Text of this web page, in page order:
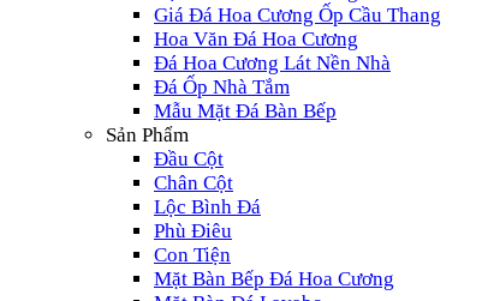
Giá Đá Hoa Cương Ốp Cầu Thang
Hoa Văn Đá Hoa Cương
Đá Hoa Cương Lát Nền Nhà
Đá Ốp Nhà Tắm
Mẫu Mặt Đá Bàn Bếp
Sản Phẩm
Đầu Cột
Chân Cột
Lộc Bình Đá
Phù Điêu
Con Tiện
Mặt Bàn Bếp Đá Hoa Cương